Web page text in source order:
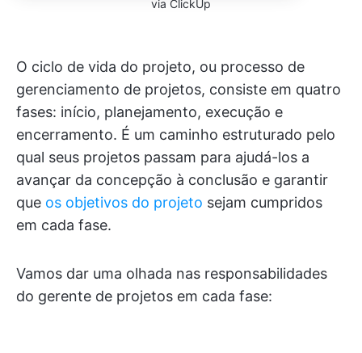
via ClickUp
O ciclo de vida do projeto, ou processo de
gerenciamento de projetos, consiste em quatro
fases: início, planejamento, execução e
encerramento. É um caminho estruturado pelo
qual seus projetos passam para ajudá-los a
avançar da concepção à conclusão e garantir
que os objetivos do projeto sejam cumpridos
em cada fase.
Vamos dar uma olhada nas responsabilidades
do gerente de projetos em cada fase: